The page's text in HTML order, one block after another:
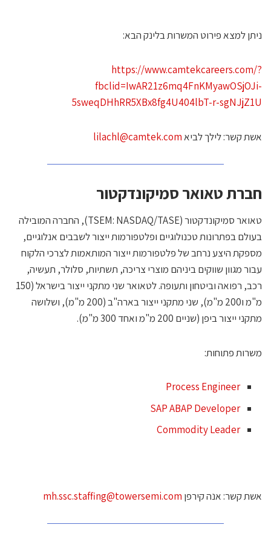
למצא פירוט המשרות בלינק הבא:
https://www.camtekcareers.com/
5sweqDHhRR5XBx8fg4U404lbT-r-
קשר: לילך לביאlilachl@camtek.com
טאוארסמיקונדקטור
טאואר סמיקונדקטור (TSEM: NASDAQ/TASE), החברה המובילה
בפתרונות טכנולוגיים ופלטפורמות ייצור לשבבים אנלוגיים,
היצע נרחב של פלטפורמות ייצור המותאמות לצרכי הלקוח
מגוון שווקים ביניהם מוצרי צריכה, תשתיות, סלולר, תעשיה,
רכב, רפואה וביטחון ותעופה. לטאואר שני מתקני ייצור בישראל (150
מ"מ ו200 מ"מ), שני מתקני ייצור בארה"ב (200 מ"מ), ושלושה
ייצור ביפן (שניים 200 מ"מ ואחד 300 מ"מ).
פתוחות:
Process Engineer
SAP ABAP Developer
Commodity Leader
קשר: אנה קירפןmh.ssc.staffing@towersemi.com